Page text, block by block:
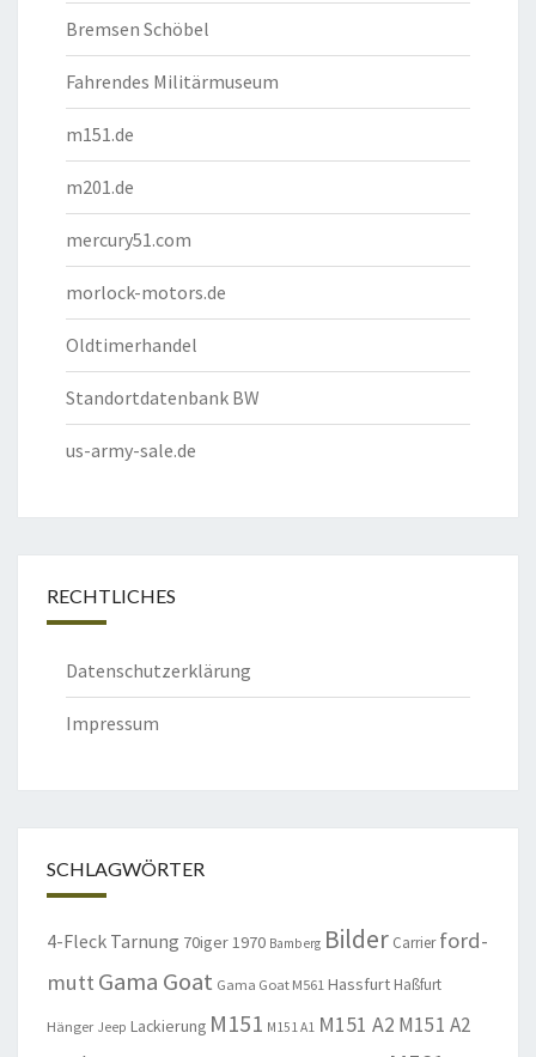
Bremsen Schöbel
Fahrendes Militärmuseum
m151.de
m201.de
mercury51.com
morlock-motors.de
Oldtimerhandel
Standortdatenbank BW
us-army-sale.de
RECHTLICHES
Datenschutzerklärung
Impressum
SCHLAGWÖRTER
4-Fleck Tarnung 70iger1970 Bamberg Bilder Carrier ford-
mutt Gama Goat Gama Goat M561 Hassfurt Haßfurt
Hänger Jeep Lackierung M151 M151 A1 M151 A2 M151 A2